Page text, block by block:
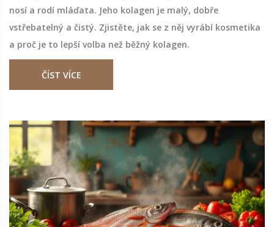
nosí a rodí mláďata. Jeho kolagen je malý, dobře
vstřebatelný a čistý. Zjistěte, jak se z něj vyrábí kosmetika
a proč je to lepší volba než běžný kolagen.
ČÍST VÍCE